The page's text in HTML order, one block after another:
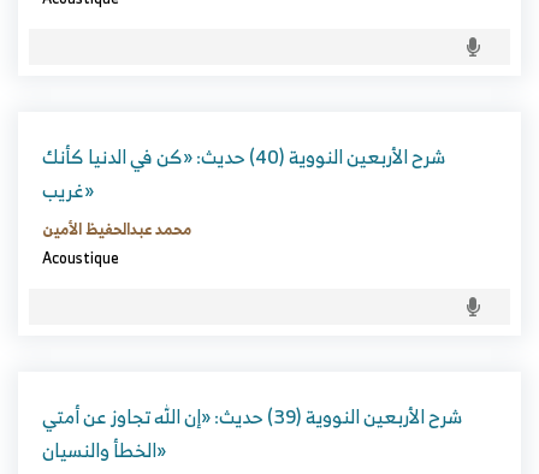
شرح الأربعين النووية (40) حديث: «كن في الدنيا كأنك
غريب»
محمد عبدالحفيظ الأمين
Acoustique
شرح الأربعين النووية (39) حديث: «إن الله تجاوز عن أمتي
الخطأ والنسيان»